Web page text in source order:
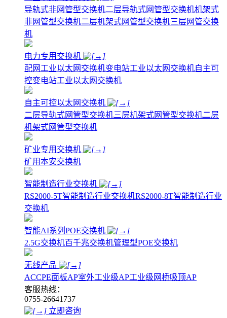
导轨式非网管型交换机二层导轨式网管型交换机机架式
非网管型交换机二层机架式网管型交换机三层网管交换
机
电力专用交换机
配网工业以太网交换机变电站工业以太网交换机自主可
控变电站工业以太网交换机
自主可控以太网交换机
二层导轨式网管型交换机三层机架式网管型交换机二层
机架式网管型交换机
矿业专用交换机
矿用本安交换机
智能制造行业交换机
RS2000-5T智能制造行业交换机RS2000-8T智能制造行业
交换机
智能AI系列POE交换机
2.5G交换机百千兆交换机管理型POE交换机
无线产品
ACCPE面板AP室外工业级AP工业级网桥吸顶AP
客服热线：
0755-26641737
立即咨询